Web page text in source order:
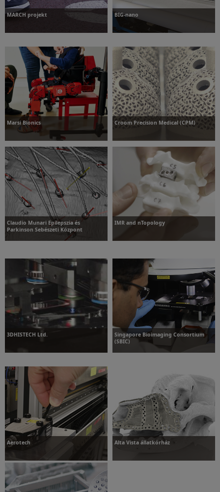
MARCH projekt
További információk
BIG-nano
További információk
Marsi Bionics
További információk
Croom Precision Medical (CPM)
További információk
Claudio Munari Epilepszia és
Parkinson Sebészeti Központ
További információk
IMR and nTopology
További információk
3DHISTECH Ltd.
További információk
Singapore Bioimaging Consortium
(SBIC)
További információk
Aerotech Alta Vista állatkórház